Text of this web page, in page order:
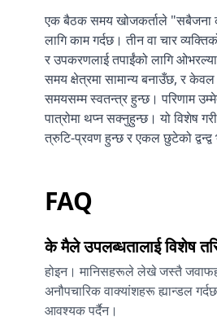
एक बैठक समय खोजकर्ताले "सबैजना
लागि काम गर्दछ। तीन वा चार
र उपकरणलाई तपाईंको लागि
समय क्षेत्रमा सामान्य बनाउँछ, र केवल
समयसम्म स्वतन्त्र हुन्छ। परिणाम
पात्रोमा थप्न सक्नुहुन्छ। यो विशेष
त्रुटि-प्रवण हुन्छ र एकल छुटेको
FAQ
के मैले उपलब्धतालाई विशेष
होइन। मानिसहरूले लेखे जस्तै
अनौपचारिक वाक्यांशहरू ह्यान्डल
आवश्यक पर्दैन।